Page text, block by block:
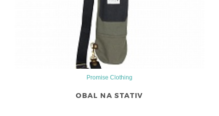
Promise Clothing
OBAL NA STATIV